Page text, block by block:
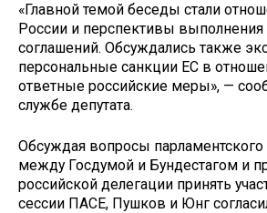
«Главной темой беседы стали
России и перспективы
соглашений. Обсуждались также
персональные санкции ЕС в
ответные российские меры», —
службе депутата.
Обсуждая вопросы
между Госдумой и Бундестагом и
российской делегации принять
сессии ПАСЕ, Пушков и Юнг